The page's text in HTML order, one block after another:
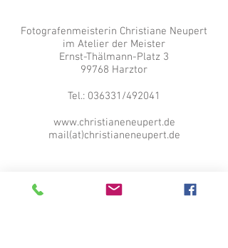
Fotografenmeisterin Christiane Neupert
im Atelier der Meister
Ernst-Thälmann-Platz 3
99768 Harztor
Tel.: 036331/492041
www.christianeneupert.de
mail(at)christianeneupert.de
Christiane Neupert